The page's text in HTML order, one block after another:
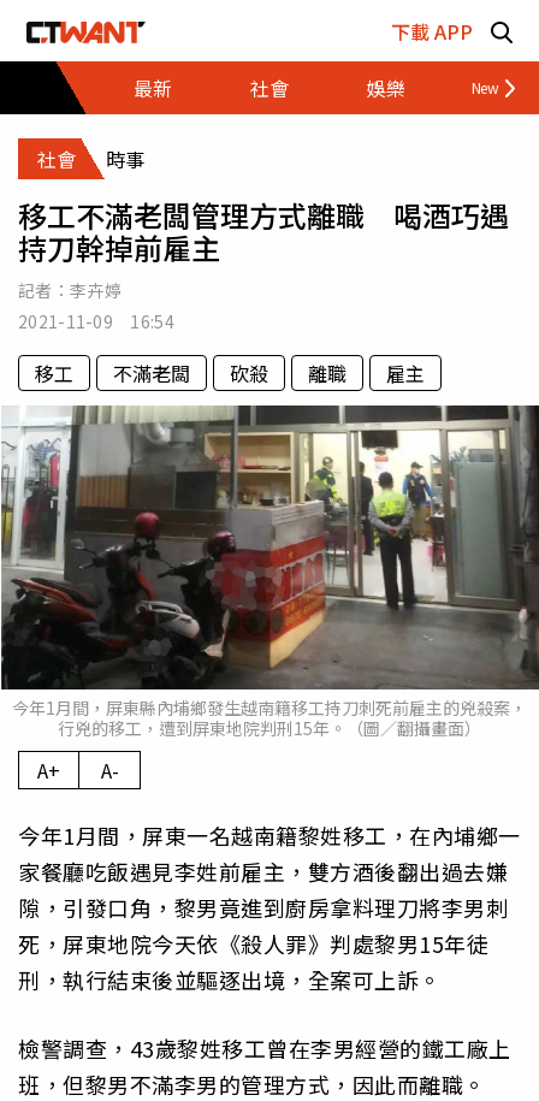
下載 APP
最新
社會 娛樂 財經
社會 時事
移工不滿老闆管理方式離職 喝酒巧遇
持刀幹掉前雇主
記者： 李卉婷
2021-11-09 16:54
移工 不滿老闆 砍殺 離職 雇主
今年1月間，屏東縣內埔鄉發生越南籍移工持刀刺死前雇主的兇殺案，
行兇的移工，遭到屏東地院判刑15年。（圖／翻攝畫面）
A+ A-
今年1月間，屏東一名越南籍黎姓移工，在內埔鄉一
家餐廳吃飯遇見李姓前雇主，雙方酒後翻出過去嫌
隙，引發口角，黎男竟進到廚房拿料理刀將李男刺
死，屏東地院今天依《殺人罪》判處黎男15年徒
刑，執行結束後並驅逐出境，全案可上訴。
檢警調查，43歲黎姓移工曾在李男經營的鐵工廠上
班，但黎男不滿李男的管理方式，因此而離職。